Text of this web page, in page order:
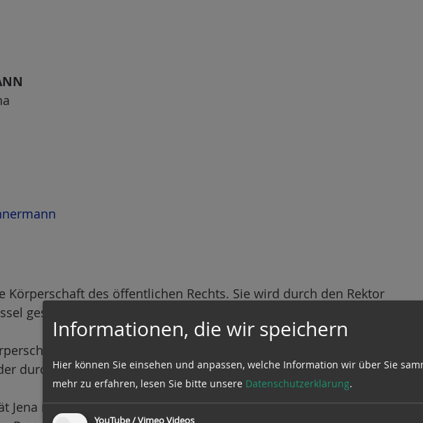
Körperschaft des öffentlichen Rechts. Sie wird durch den Rektor
gesetzlich vertreten.
des öffentlichen Rechts. Sie wird durch den Präsidenten
durch den Kanzler Dieter Kaufmann gesetzlich vertreten.
Jena ist eine Körperschaft des öffentlichen Rechts. Sie wird durch
Informationen, die wir speichern
Hier können Sie einsehen und anpassen, welche Information wir über Sie
mehr zu erfahren, lesen Sie bitte unsere Datenschutzerklärung.
YouTube / Vimeo Videos